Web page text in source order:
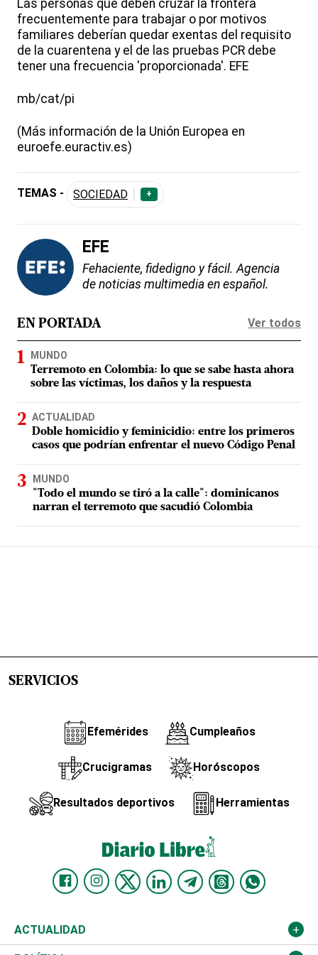
Las personas que deben cruzar la frontera
frecuentemente para trabajar o por motivos
familiares deberían quedar exentas del requisito
de la cuarentena y el de las pruebas PCR debe
tener una frecuencia 'proporcionada'. EFE
mb/cat/pi
(Más información de la Unión Europea en
euroefe.euractiv.es)
TEMAS - SOCIEDAD +
EFE
Fehaciente, fidedigno y fácil. Agencia
de noticias multimedia en español.
EN PORTADA Ver todos
MUNDO
Terremoto en Colombia: lo que se sabe hasta ahora
sobre las víctimas, los daños y la respuesta
ACTUALIDAD
Doble homicidio y feminicidio: entre los primeros
casos que podrían enfrentar el nuevo Código Penal
MUNDO
"Todo el mundo se tiró a la calle": dominicanos
narran el terremoto que sacudió Colombia
SERVICIOS
Efemérides Cumpleaños
Crucigramas Horóscopos
Resultados deportivos Herramientas
ACTUALIDAD